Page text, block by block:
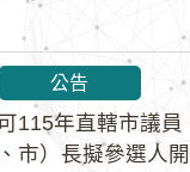
公告
115年直轄市議員
市）長擬參選人